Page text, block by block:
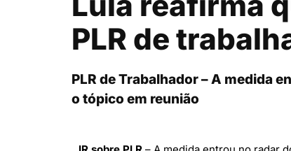
PLR de
PLR de Trabalhador – A medida
o tópico em reunião